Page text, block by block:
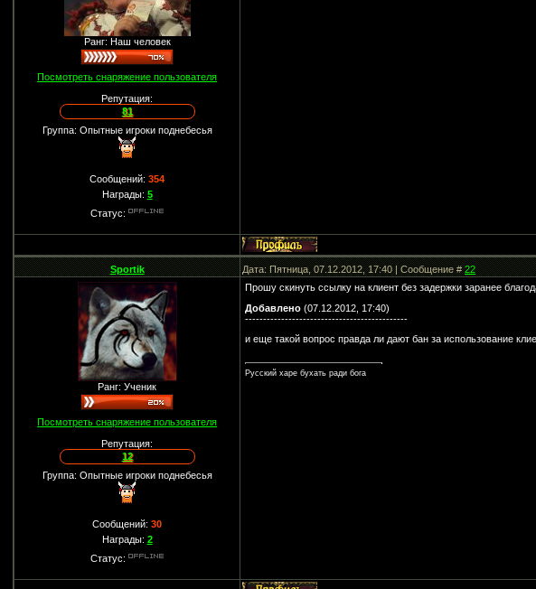
Ранг: Наш человек
Посмотреть снаряжение пользователя
Репутация:
81
Группа: Опытные игроки поднебесья
Сообщений:354
Награды: 5
Статус:
Sportik Дата: Пятница, 07.12.2012, 17:40 | Сообщение #22
Ранг: Ученик
Посмотреть снаряжение пользователя
Репутация:
12
Группа: Опытные игроки поднебесья
Сообщений:30
Награды: 2
Статус:
Прошу скинуть ссылку на клиент без задержки заранее
Добавлено (07.12.2012, 17:40)
---------------------------------------------
и еще такой вопрос правда ли дают бан за использование
Русский харе бухать ради бога